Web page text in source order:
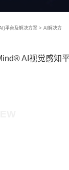
平台及解决方案 > AI解决方
AI视觉感知